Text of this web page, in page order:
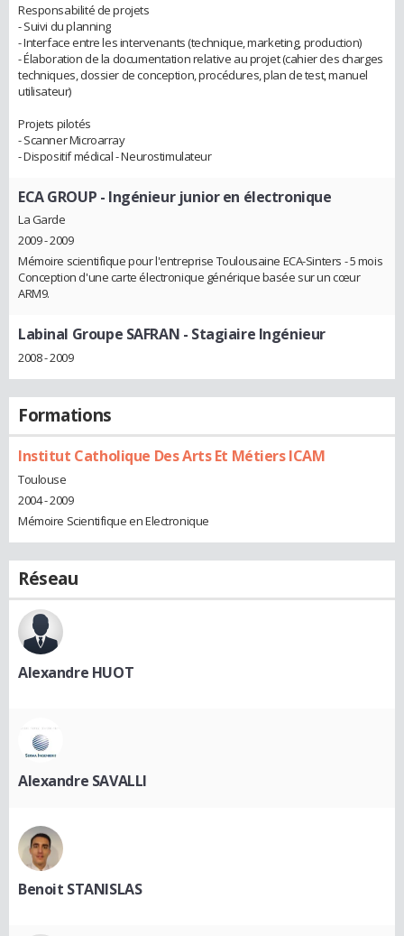
Responsabilité de projets
- Suivi du planning
- Interface entre les intervenants (technique, marketing, production)
- Élaboration de la documentation relative au projet (cahier des charges
techniques, dossier de conception, procédures, plan de test, manuel
utilisateur)
Projets pilotés
- Scanner Microarray
- Dispositif médical - Neurostimulateur
ECA GROUP - Ingénieur junior en électronique
La Garde
2009 - 2009
Mémoire scientifique pour l'entreprise Toulousaine ECA-Sinters - 5 mois
Conception d'une carte électronique générique basée sur un cœur
ARM9.
Labinal Groupe SAFRAN - Stagiaire Ingénieur
2008 - 2009
Formations
Institut Catholique Des Arts Et Métiers ICAM
Toulouse
2004 - 2009
Mémoire Scientifique en Electronique
Réseau
Alexandre HUOT
Alexandre SAVALLI
Benoit STANISLAS